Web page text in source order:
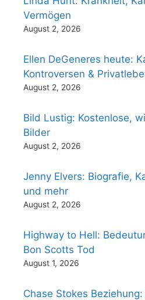
Vermögen
August 2, 2026
Ellen DeGeneres heute:
Kontroversen &
August 2, 2026
Bild Lustig: Kostenlose,
Bilder
August 2, 2026
Jenny Elvers: Biografie,
und mehr
August 2, 2026
Highway to Hell:
Bon Scotts Tod
August 1, 2026
Chase Stokes